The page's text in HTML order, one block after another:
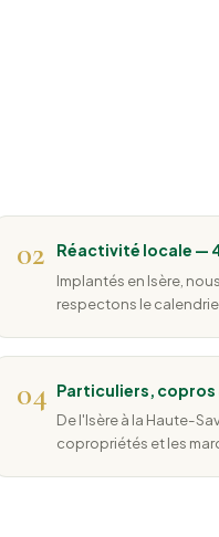
02
Réactivité locale —
Implantés en Isère,
respectons le
04 Particuliers, copros
De l'Isère à la Haute-
copropriétés et les